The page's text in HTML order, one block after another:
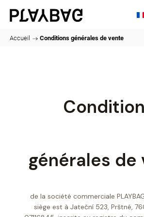
Accueil / Conditions générales de vente
générales de
de la société commerciale
siège est à Jateční 523, Prštné,